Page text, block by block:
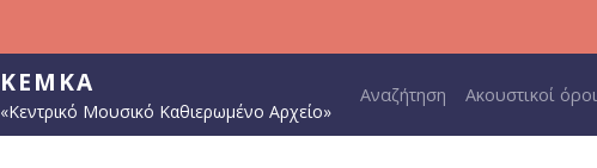
ΚΕΜΚΑ
«Κεντρικό Μουσικό Καθιερωμένο Αρχείο»
Main navigation
Αναζήτηση Ακουστικοί όροι